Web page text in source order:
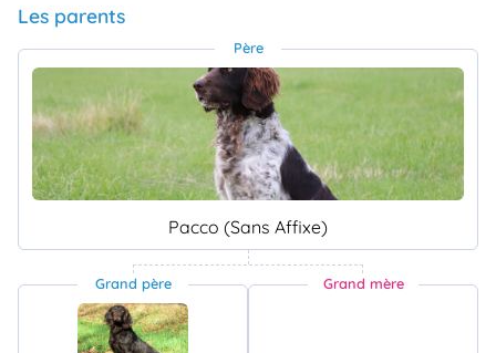
Les parents
Père
Pacco (Sans Affixe)
Grand père Grand mère